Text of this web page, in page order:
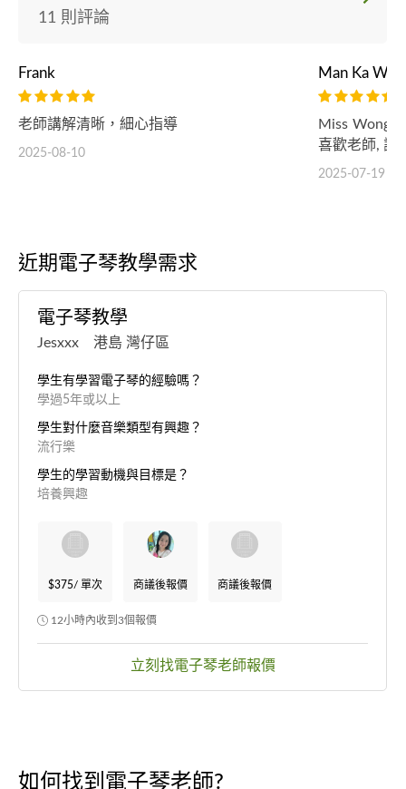
11 則評論
Frank
老師講解清晰，細心指導
2025-08-10
Man Ka Wai
Miss Wong
喜歡老師, 謝
2025-07-19
近期電子琴教學需求
電子琴教學
Jesxxx 港島 灣仔區
學生有學習電子琴的經驗嗎？
學過5年或以上
學生對什麼音樂類型有興趣？
流行樂
學生的學習動機與目標是？
培養興趣
$375/ 單次 商議後報價 商議後報價
12小時內收到3個報價
立刻找電子琴老師報價
如何找到電子琴老師?